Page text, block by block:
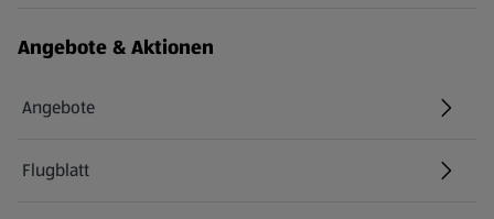
Angebote & Aktionen
Angebote
Flugblatt